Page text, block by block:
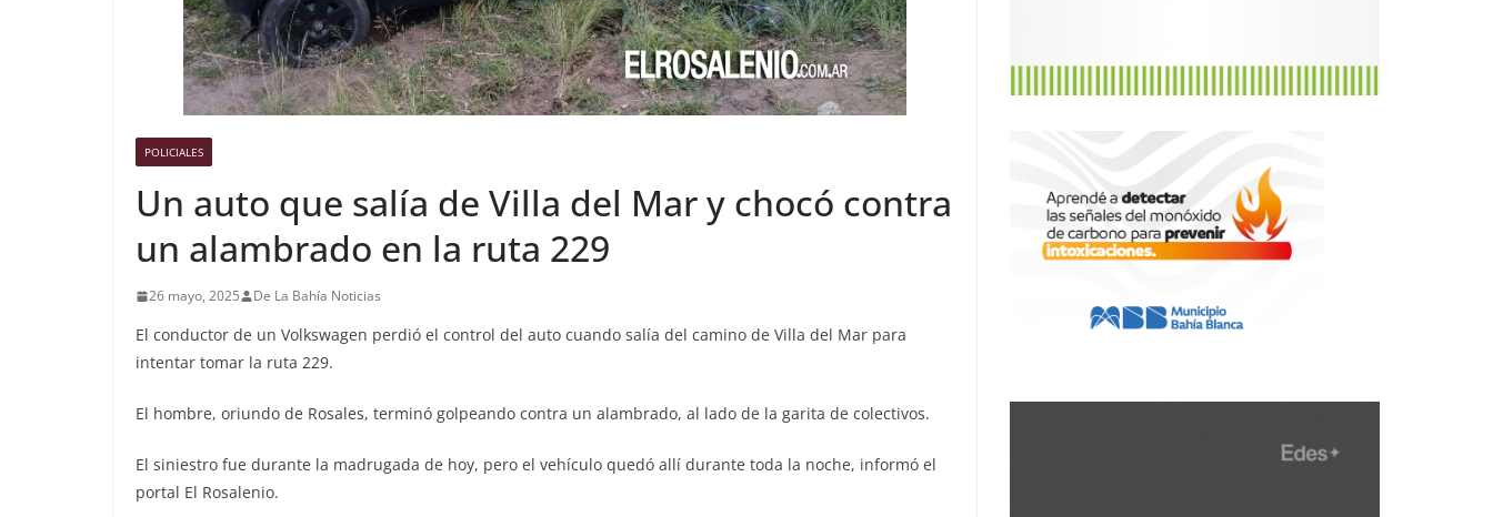
POLICIALES
Un auto que salía de Villa del Mar y chocó contra
un alambrado en la ruta 229
26 mayo, 2025 De La Bahía Noticias
El conductor de un Volkswagen perdió el control del auto cuando salía del camino de Villa del Mar para
intentar tomar la ruta 229.
El hombre, oriundo de Rosales, terminó golpeando contra un alambrado, al lado de la garita de colectivos.
El siniestro fue durante la madrugada de hoy, pero el vehículo quedó allí durante toda la noche, informó el
portal El Rosalenio.